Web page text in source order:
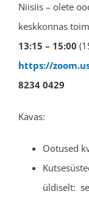
Niisiis – olete
keskkonnas
13:15 – 15:00
https://
8234 0429
Kavas:
Ootused
üldiselt: